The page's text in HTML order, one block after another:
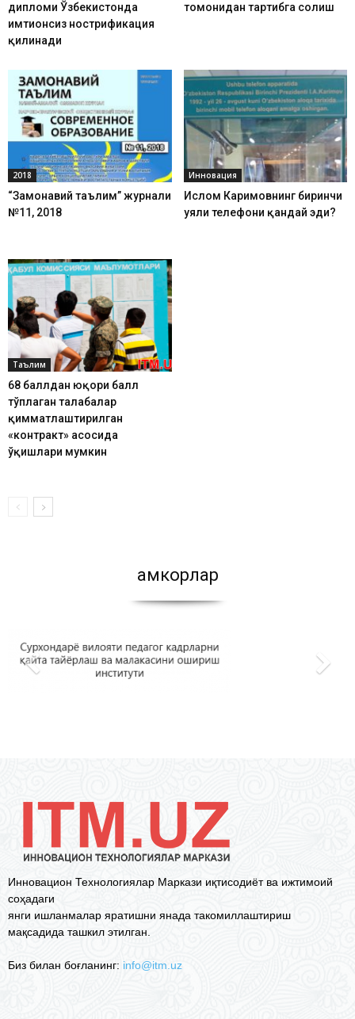
дипломи Ўзбекистонда
имтиҳонсиз нострификация
қилинади
томонидан тартибга солиш
2018
“Замонавий таълим” журнали
№11, 2018
Инновация
Ислом Каримовнинг биринчи
уяли телефони қандай эди?
Таълим
68 баллдан юқори балл
тўплаган талабалар
қимматлаштирилган
«контракт» асосида
ўқишлари мумкин
Ҳамкорлар
Инновацион Технологиялар Маркази иқтисодиёт ва ижтимоий
соҳадаги
янги ишланмалар яратишни янада такомиллаштириш
мақсадида ташкил этилган.
Биз билан боғланинг: info@itm.uz